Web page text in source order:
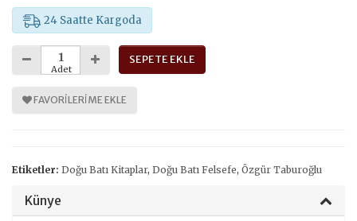
24 Saatte Kargoda
Adet
SEPETE EKLE
FAVORILERIME EKLE
Etiketler: Doğu Batı Kitaplar, Doğu Batı Felsefe, Özgür Taburoğlu
Künye